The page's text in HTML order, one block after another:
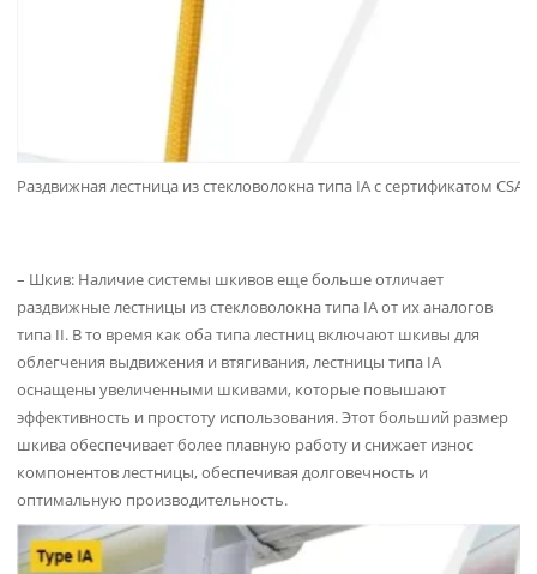
Раздвижная лестница из стекловолокна типа IA с сертификатом CSA
– Шкив: Наличие системы шкивов еще больше отличает
раздвижные лестницы из стекловолокна типа IA от их аналогов
типа II. В то время как оба типа лестниц включают шкивы для
облегчения выдвижения и втягивания, лестницы типа IA
оснащены увеличенными шкивами, которые повышают
эффективность и простоту использования. Этот больший размер
шкива обеспечивает более плавную работу и снижает износ
компонентов лестницы, обеспечивая долговечность и
оптимальную производительность.